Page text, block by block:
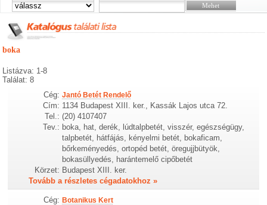
boka
Listázva: 1-8
Találat: 8
Cég: Jantó Betét Rendelő
Cím: 1134 Budapest XIII. ker., Kassák Lajos utca 72.
Tel.: (20) 4107407
Tev.: boka, hat, derék, lúdtalpbetét, visszér, egészségügy,
talpbetét, hátfájás, kényelmi betét, bokaficam,
bőrkeményedés, ortopéd betét, öregujjbütyök,
bokasüllyedés, harántemelő cipőbetét
Körzet: Budapest XIII. ker.
Tovább a részletes cégadatokhoz »
Cég: Botanikus Kert